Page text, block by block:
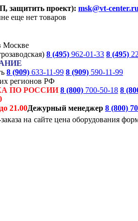
защитить проект): msk@vt-center.ru
еще нет товаров
Москве
8 (495) 962-01-33 8 (495)
8 (909) 633-11-99 8 (909) 590-11-99
регионов РФ
ПО РОССИИ 8 (800) 700-50-18 8
21.00Дежурный менеджер 8 (800)
на сайте цена оборудования